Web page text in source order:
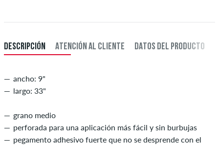
DESCRIPCIÓN ATENCIÓN AL CLIENTE DATOS DEL PRODUCTO
ancho: 9"
largo: 33"
grano medio
perforada para una aplicación más fácil y sin burbujas
pegamento adhesivo fuerte que no se desprende con el